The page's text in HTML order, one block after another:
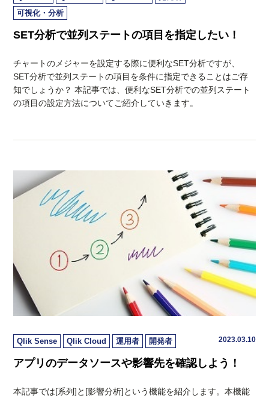
可視化・分析
SET分析で並列ステートの項目を指定したい！
チャートのメジャーを設定する際に便利なSET分析ですが、
SET分析で並列ステートの項目を条件に指定できることはご存
知でしょうか？ 本記事では、便利なSET分析での並列ステート
の項目の設定方法についてご紹介していきます。
Qlik Sense Qlik Cloud 運用者 開発者 2023.03.10
アプリのデータソースや影響先を確認しよう！
本記事では[系列]と[影響分析]という機能を紹介します。本機能